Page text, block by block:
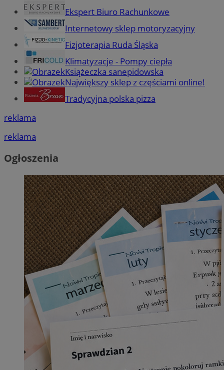
Ekspert Biuro Rachunkowe
Internetowy sklep motoryzacyjny
Fizjoterapia Ruda Śląska
Klimatyzacje - Pompy ciepła
Książeczka sanepidowska
Największy sklep z częściami online!
Tradycyjna polska pizza
reklama
reklama
Ogłoszenia